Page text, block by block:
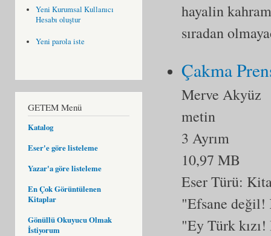
Yeni Kurumsal Kullanıcı
Hesabı oluştur
Yeni parola iste
GETEM Menü
Katalog
Eser'e göre listeleme
Yazar'a göre listeleme
En Çok Görüntülenen
Kitaplar
Gönüllü Okuyucu Olmak
İstiyorum
hayalin
sıradan
Çakma
Merve Akyüz
metin
3 Ayrım
10,97 MB
Eser Türü:
"Efsane değil!
"Ey Türk